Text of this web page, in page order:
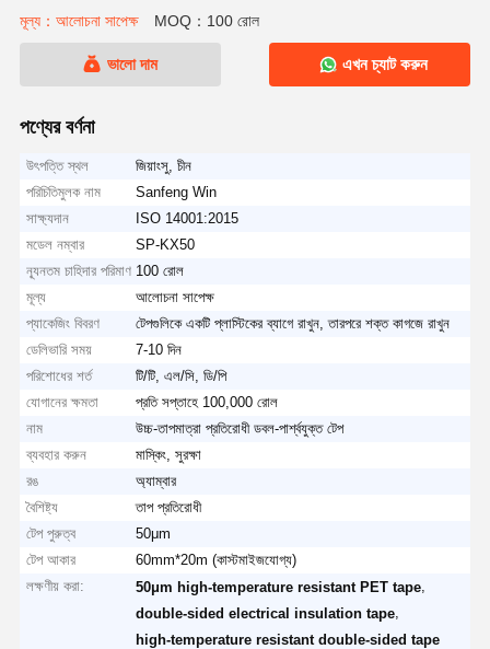
মূল্য：আলোচনা সাপেক্ষ MOQ：100 রোল
ভালো দাম এখন চ্যাট করুন
পণ্যের বর্ণনা
উৎপত্তি স্থল
জিয়াংসু, চীন
পরিচিতিমুলক নাম
Sanfeng Win
সাক্ষ্যদান
ISO 14001:2015
মডেল নম্বার
SP-KX50
ন্যূনতম চাহিদার পরিমাণ 100 রোল
মূল্য
আলোচনা সাপেক্ষ
প্যাকেজিং বিবরণ
টেপগুলিকে একটি প্লাস্টিকের ব্যাগে রাখুন, তারপরে শক্ত কাগজে রাখুন
ডেলিভারি সময়
7-10 দিন
পরিশোধের শর্ত
টি/টি, এল/সি, ডি/পি
যোগানের ক্ষমতা
প্রতি সপ্তাহে 100,000 রোল
নাম
উচ্চ-তাপমাত্রা প্রতিরোধী ডবল-পার্শ্বযুক্ত টেপ
ব্যবহার করুন
মাস্কিং, সুরক্ষা
রঙ
অ্যাম্বার
বৈশিষ্ট্য
তাপ প্রতিরোধী
টেপ পুরুত্ব
50μm
টেপ আকার
60mm*20m (কাস্টমাইজযোগ্য)
লক্ষণীয় করা:
50μm high-temperature resistant PET tape
double-sided electrical insulation tape
high-temperature resistant double-sided tape